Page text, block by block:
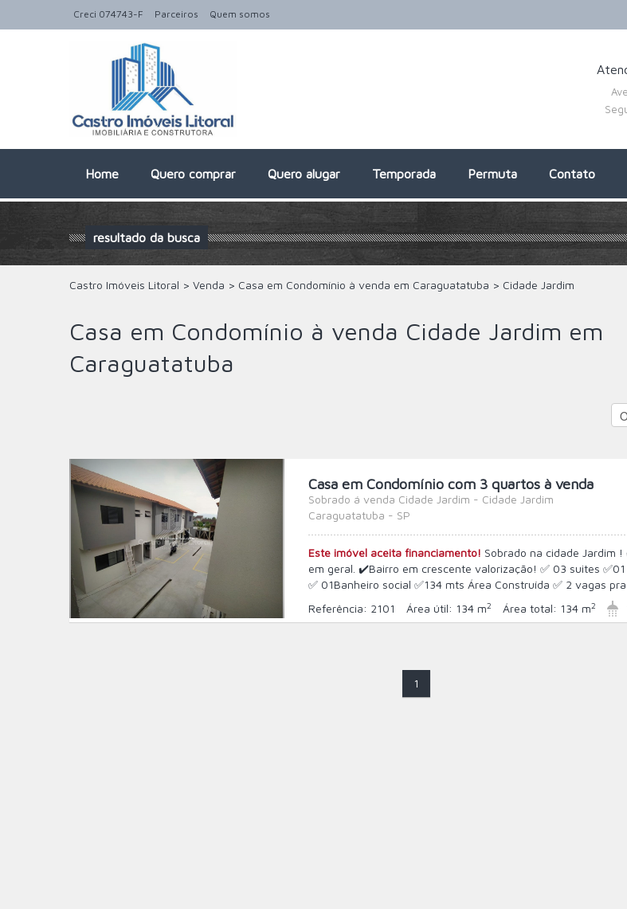
Creci 074743-F Parceiros Quem somos
Home Quero comprar Quero alugar Temporada Permuta Contato
resultado da busca
Castro Imóveis Litoral > Venda > Casa em Condomínio à venda em Caraguatatuba > Cidade Jardim
Casa em Condomínio à venda Cidade Jardim em
Caraguatatuba
Casa em Condomínio com 3 quartos à venda
Sobrado á venda Cidade Jardim - Cidade Jardim
Caraguatatuba - SP
Este imóvel aceita financiamento! Sobrado na cidade Jardim
em geral. ✔️Bairro em crescente valorização! ✅ 03 suites
✅ 01Banheiro social ✅134 mts Área Construída ✅ 2 vagas pra
Referência: 2101 Área útil: 134 m2 Área total: 134 m2
1